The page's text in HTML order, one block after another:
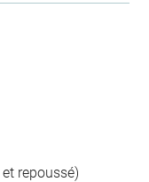
repoussé)